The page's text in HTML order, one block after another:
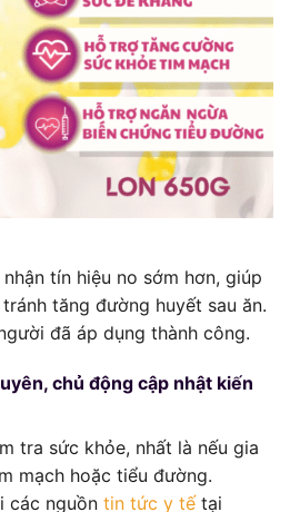
tín hiệu no sớm hơn, giúp
tăng đường huyết sau ăn.
đã áp dụng thành công.
chủ động cập nhật kiến
tra sức khỏe, nhất là nếu gia
mạch hoặc tiểu đường.
các nguồn tin tức y tếtại